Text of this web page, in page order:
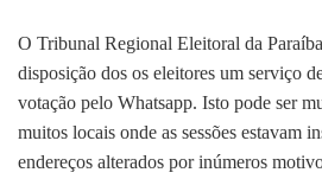
O Tribunal Regional Eleitoral da
disposição dos os eleitores um serviço
votação pelo Whatsapp. Isto pode ser
muitos locais onde as sessões estavam
endereços alterados por inúmeros